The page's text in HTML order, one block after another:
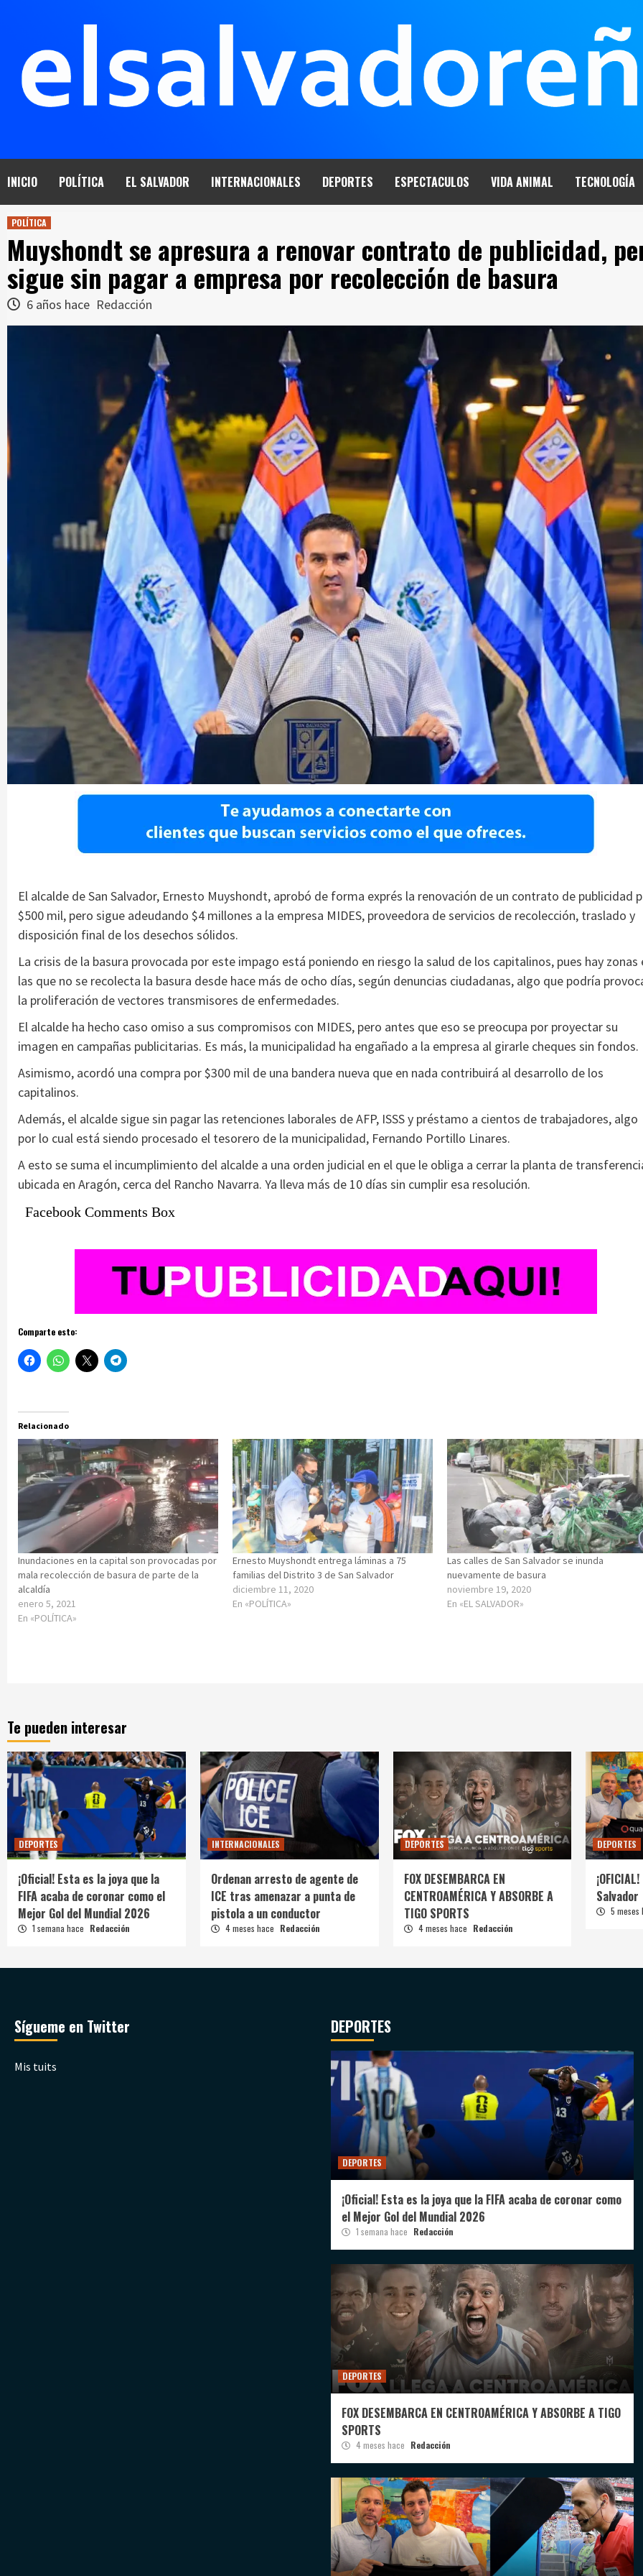
INICIO POLÍTICA EL SALVADOR INTERNACIONALES DEPORTES ESPECTACULOS VIDA ANIMAL TECNOLOGÍA
POLÍTICA
Muyshondt se apresura a renovar contrato de publicidad,
sigue sin pagar a empresa por recolección de basura
6 años hace Redacción
El alcalde de San Salvador, Ernesto Muyshondt, aprobó de forma exprés la renovación de un contrato de publicidad
$500 mil, pero sigue adeudando $4 millones a la empresa MIDES, proveedora de servicios de recolección, traslado y
disposición final de los desechos sólidos.
La crisis de la basura provocada por este impago está poniendo en riesgo la salud de los capitalinos, pues hay zonas
las que no se recolecta la basura desde hace más de ocho días, según denuncias ciudadanas, algo que podría
la proliferación de vectores transmisores de enfermedades.
El alcalde ha hecho caso omiso a sus compromisos con MIDES, pero antes que eso se preocupa por proyectar su
imagen en campañas publicitarias. Es más, la municipalidad ha engañado a la empresa al girarle cheques sin fondos.
Asimismo, acordó una compra por $300 mil de una bandera nueva que en nada contribuirá al desarrollo de los
capitalinos.
Además, el alcalde sigue sin pagar las retenciones laborales de AFP, ISSS y préstamo a cientos de trabajadores, algo
por lo cual está siendo procesado el tesorero de la municipalidad, Fernando Portillo Linares.
A esto se suma el incumplimiento del alcalde a una orden judicial en el que le obliga a cerrar la planta de
ubicada en Aragón, cerca del Rancho Navarra. Ya lleva más de 10 días sin cumplir esa resolución.
Facebook Comments Box
Comparte esto:
Relacionado
Inundaciones en la capital son provocadas por
mala recolección de basura de parte de la
alcaldía
enero 5, 2021
En «POLÍTICA»
Ernesto Muyshondt entrega láminas a 75
familias del Distrito 3 de San Salvador
diciembre 11, 2020
En «POLÍTICA»
Las calles de San Salvador se inunda
nuevamente de basura
noviembre 19, 2020
En «EL SALVADOR»
Te pueden interesar
DEPORTES
¡Oficial! Esta es la joya que la
FIFA acaba de coronar como el
Mejor Gol del Mundial 2026
1 semana hace Redacción
INTERNACIONALES
Ordenan arresto de agente de
ICE tras amenazar a punta de
pistola a un conductor
4 meses hace Redacción
DEPORTES
FOX DESEMBARCA EN
CENTROAMÉRICA Y ABSORBE A
TIGO SPORTS
4 meses hace Redacción
DEPORTES
Salvador
5
Sígueme en Twitter
Mis tuits
DEPORTES
DEPORTES
¡Oficial! Esta es la joya que la FIFA acaba de coronar como
el Mejor Gol del Mundial 2026
1 semana hace Redacción
DEPORTES
FOX DESEMBARCA EN CENTROAMÉRICA Y ABSORBE A TIGO
SPORTS
4 meses hace Redacción